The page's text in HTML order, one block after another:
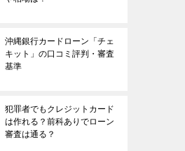
沖縄銀行カードローン「チェ
キット」の口コミ評判・審査
基準
犯罪者でもクレジットカード
は作れる？前科ありでローン
審査は通る？